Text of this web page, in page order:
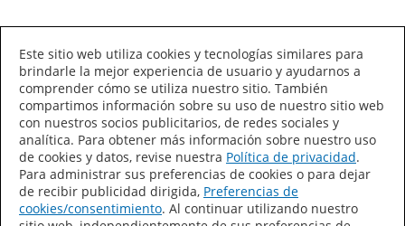
Declaración de accesibilidad
Mapa del sitio
Términos de uso
Privacidad
Este sitio web utiliza cookies y tecnologías similares para
brindarle la mejor experiencia de usuario y ayudarnos a
comprender cómo se utiliza nuestro sitio. También
compartimos información sobre su uso de nuestro sitio web
con nuestros socios publicitarios, de redes sociales y
analítica. Para obtener más información sobre nuestro uso
de cookies y datos, revise nuestra Política de privacidad.
Para administrar sus preferencias de cookies o para dejar
de recibir publicidad dirigida, Preferencias de
cookies/consentimiento. Al continuar utilizando nuestro